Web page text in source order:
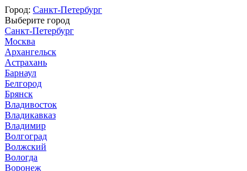
Город: Санкт-Петербург
Выберите город
Санкт-Петербург
Москва
Архангельск
Астрахань
Барнаул
Белгород
Брянск
Владивосток
Владикавказ
Владимир
Волгоград
Волжский
Вологда
Воронеж